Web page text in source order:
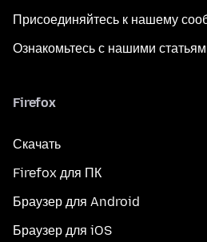
Присоединяйтесь к нашему
Ознакомьтесь с нашими
Firefox
Скачать
Firefox для ПК
Браузер для Android
Браузер для iOS